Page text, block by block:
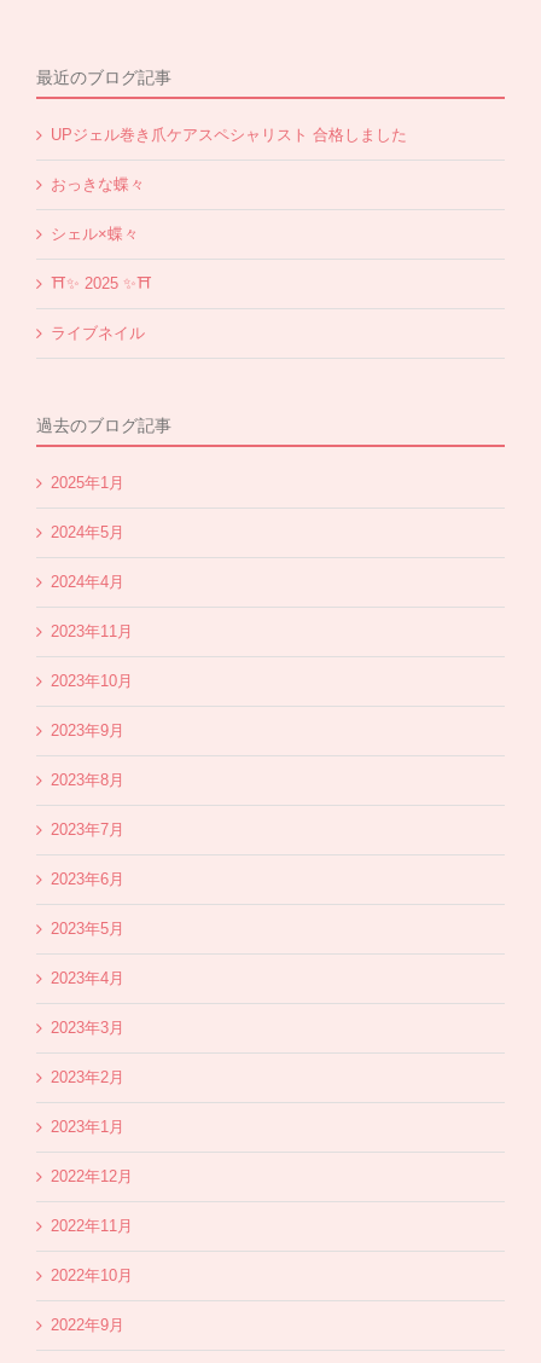
最近のブログ記事
UPジェル巻き爪ケアスペシャリスト 合格しました
おっきな蝶々
シェル×蝶々
⛩✨️ 2025 ✨️⛩
ライブネイル
過去のブログ記事
2025年1月
2024年5月
2024年4月
2023年11月
2023年10月
2023年9月
2023年8月
2023年7月
2023年6月
2023年5月
2023年4月
2023年3月
2023年2月
2023年1月
2022年12月
2022年11月
2022年10月
2022年9月